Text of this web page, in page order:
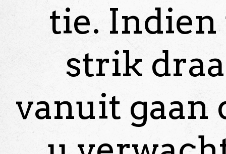
tie. Indien
strik
vanuit gaan